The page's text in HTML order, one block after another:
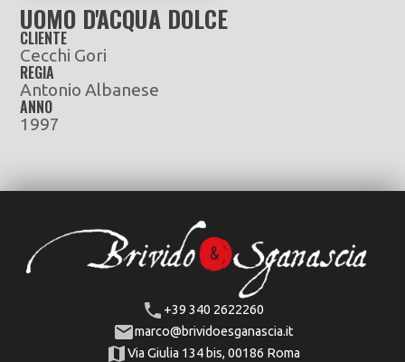
UOMO D'ACQUA DOLCE
CLIENTE
Cecchi Gori
REGIA
Antonio Albanese
ANNO
1997
+39 340 2622260
marco@brividoesganascia.it
Via Giulia 134 bis, 00186 Roma